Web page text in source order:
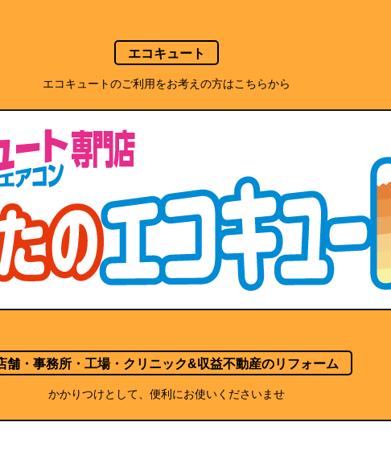
エコキュート
エコキュートのご利用をお考えの方はこちらから
舗・事務所・工場・クリニック&収益不動産のリフォーム
かかりつけとして、便利にお使いくださいませ